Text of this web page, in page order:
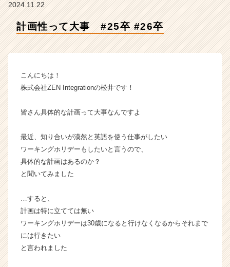
イ
ム
ベ
チ
ー・
長
企
ス
カ
2024.11.22
計画性って大事 #25卒 #26卒
こんにちは！
株式会社ZEN Integrationの松井です！
皆さん具体的な計画って大事なんですよ
最近、知り合いが漠然と英語を使う仕事がしたい
ワーキングホリデーもしたいと言うので、
具体的な計画はあるのか？
と聞いてみました
…すると、
計画は特に立てては無い
ワーキングホリデーは30歳になると行けなくなるからそれまで
には行きたい
と言われました